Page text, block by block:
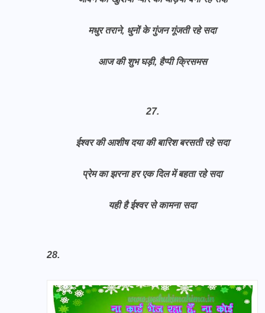
मधुर तराने, धुनों के गुंजन गूंजती रहे सदा
आज की शुभ घड़ी, हैप्पी क्रिसमस
27.
ईश्वर की आशीष दया की बारिश बरसती रहे सदा
प्रेम का झरना हर एक दिल में बहता रहे सदा
यही है ईश्वर से कामना सदा
28.